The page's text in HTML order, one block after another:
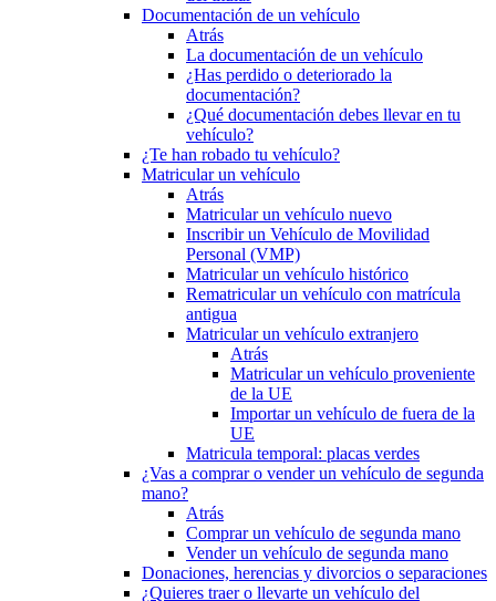
Documentación de un vehículo
Atrás
La documentación de un vehículo
¿Has perdido o deteriorado la
documentación?
¿Qué documentación debes llevar en tu
vehículo?
¿Te han robado tu vehículo?
Matricular un vehículo
Atrás
Matricular un vehículo nuevo
Inscribir un Vehículo de Movilidad
Personal (VMP)
Matricular un vehículo histórico
Rematricular un vehículo con matrícula
antigua
Matricular un vehículo extranjero
Atrás
Matricular un vehículo proveniente
de la UE
Importar un vehículo de fuera de la
UE
Matricula temporal: placas verdes
¿Vas a comprar o vender un vehículo de segunda
mano?
Atrás
Comprar un vehículo de segunda mano
Vender un vehículo de segunda mano
Donaciones, herencias y divorcios o separaciones
¿Quieres traer o llevarte un vehículo del